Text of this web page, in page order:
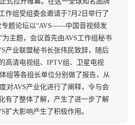
作组受组委会邀请于7月2日举行了
专题论坛以“AVS——中国音视频发
为主题，会议首先由AVS工作组秘书
产业联盟秘书长张伟民致辞，随后
高清电视组、IPTV组、卫星电视
组等各组长单位分别做了报告，从
对AVS产业化进行了阐释，令与会
有了整体了解，产生了进一步了解
扩大影响产生了积极作用。